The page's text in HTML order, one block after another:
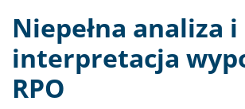
Niepełna analiza i
interpretacja
RPO